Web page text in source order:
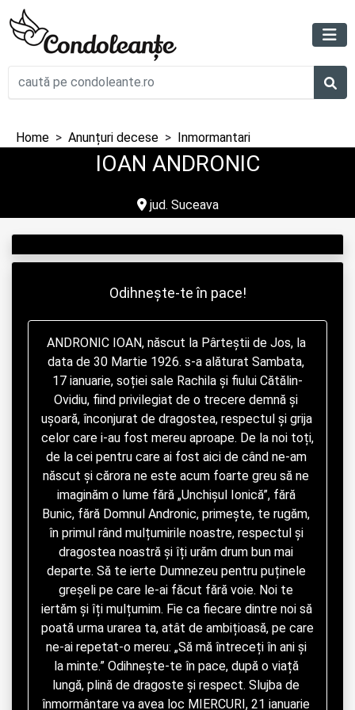
Home Anunțuri decese Inmormantari
IOAN ANDRONIC
jud. Suceava
Odihnește-te în pace!
ANDRONIC IOAN, născut la Pârteștii de Jos, la
data de 30 Martie 1926. s-a alăturat Sambata,
17 ianuarie, soției sale Rachila și fiului Cătălin-
Ovidiu, fiind privilegiat de o trecere demnă și
ușoară, înconjurat de dragostea, respectul și grija
celor care i-au fost mereu aproape. De la noi toți,
de la cei pentru care ai fost aici de când ne-am
născut și cărora ne este acum foarte greu să ne
imaginăm o lume fără „Unchișul Ionică”, fără
Bunic, fără Domnul Andronic, primește, te rugăm,
în primul rând mulțumirile noastre, respectul și
dragostea noastră și îți urăm drum bun mai
departe. Să te ierte Dumnezeu pentru puținele
greșeli pe care le-ai făcut fără voie. Noi te
iertăm și îți mulțumim. Fie ca fiecare dintre noi să
poată urma urarea ta, atât de ambițioasă, pe care
ne-ai repetat-o mereu: „Să mă întreceți în ani și
la minte.” Odihnește-te în pace, după o viață
lungă, plină de dragoste și respect. Slujba de
înmormântare va avea loc MIERCURI, 21 ianuarie